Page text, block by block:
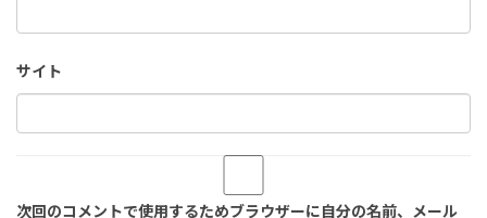
サイト
次回のコメントで使用するためブラウザーに自分の名前、メール